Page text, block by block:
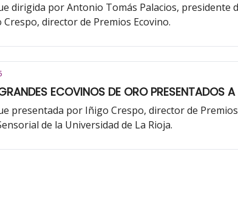
dirigida por Antonio Tomás Palacios, presidente
director de Premios Ecovino.
ECOVINOS DE ORO PRESENTADOS
presentada por Iñigo Crespo, director de
de la Universidad de La Rioja.